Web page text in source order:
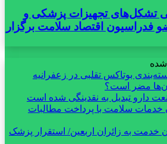
تشکل‌های تجهیزات پزشکی و
فدراسیون اقتصاد سلامت برگزار
شده